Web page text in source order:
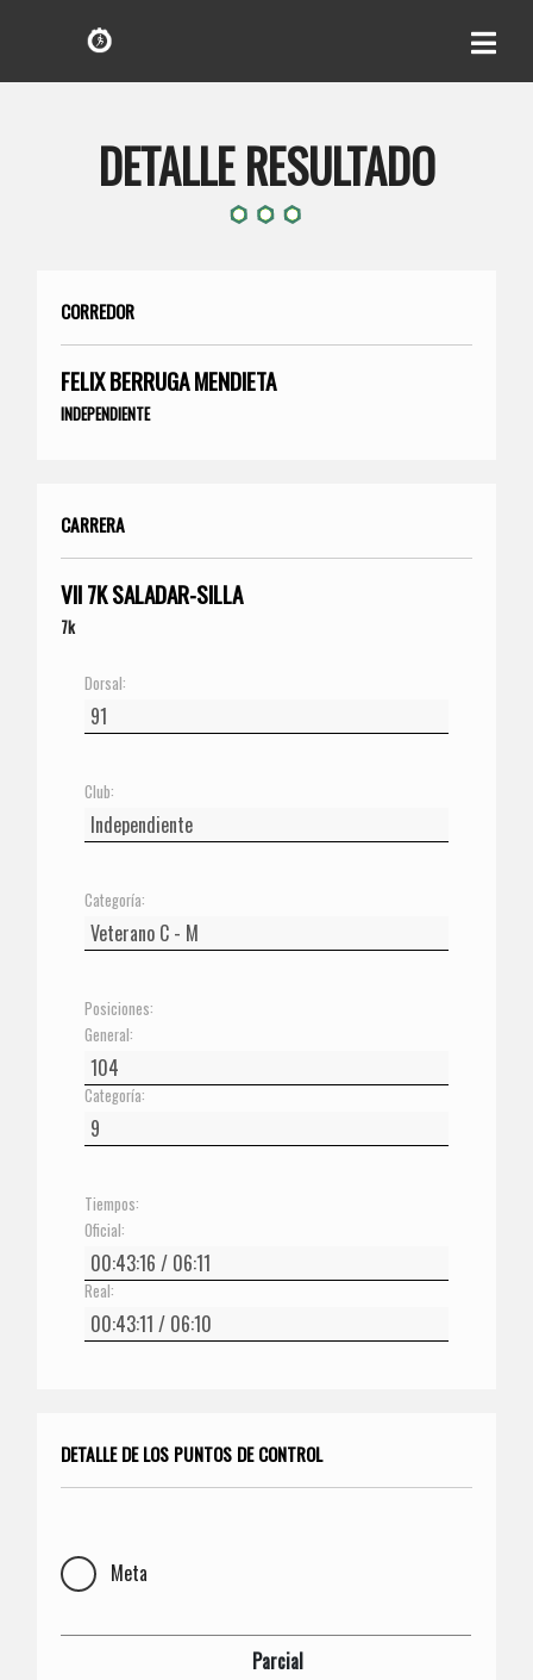
DETALLE RESULTADO
CORREDOR
FELIX BERRUGA MENDIETA
INDEPENDIENTE
CARRERA
VII 7K SALADAR-SILLA
7k
Dorsal:
Club:
Categoría:
Posiciones:
General:
Categoría:
Tiempos:
Oficial:
Real:
DETALLE DE LOS PUNTOS DE CONTROL
Meta
Parcial